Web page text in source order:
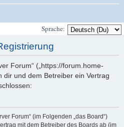
Sprache:
Forum“ („https://forum.home-
dir und dem Betreiber ein Vertrag
Forum“ (im Folgenden „das Board“)
mit dem Betreiber des Boards ab (im